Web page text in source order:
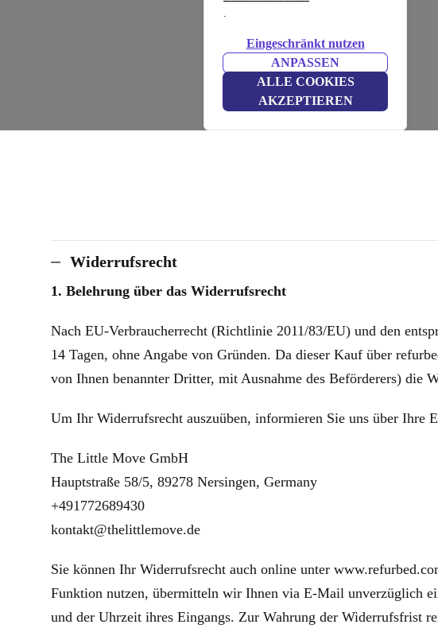
.
Eingeschränkt nutzen
ANPASSEN
ALLE COOKIES
AKZEPTIEREN
Widerrufsrecht
1. Belehrung über das Widerrufsrecht
Nach EU-Verbraucherrecht (Richtlinie 2011/83/EU) und den
14 Tagen, ohne Angabe von Gründen. Da dieser Kauf über
von Ihnen benannter Dritter, mit Ausnahme des Beförderers) die
Um Ihr Widerrufsrecht auszuüben, informieren Sie uns über Ihre
The Little Move GmbH
Hauptstraße 58/5, 89278 Nersingen, Germany
+491772689430
kontakt@thelittlemove.de
Sie können Ihr Widerrufsrecht auch online unter
Funktion nutzen, übermitteln wir Ihnen via E-Mail unverzüglich
und der Uhrzeit ihres Eingangs. Zur Wahrung der Widerrufsfrist